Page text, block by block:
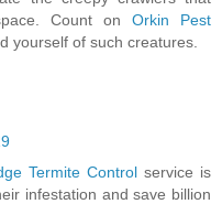
Count on Orkin Pest
yourself of such creatures.
Termite Controlservice is
infestation and save billion